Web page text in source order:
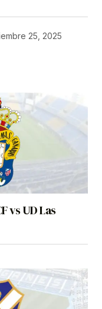
25, 2025
vs UD Las